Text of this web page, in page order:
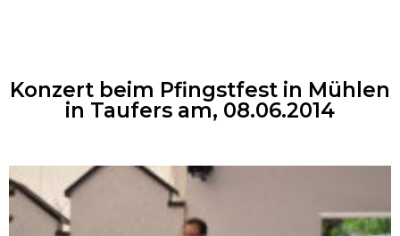
Konzert beim Pfingstfest in Mühlen
in Taufers am, 08.06.2014